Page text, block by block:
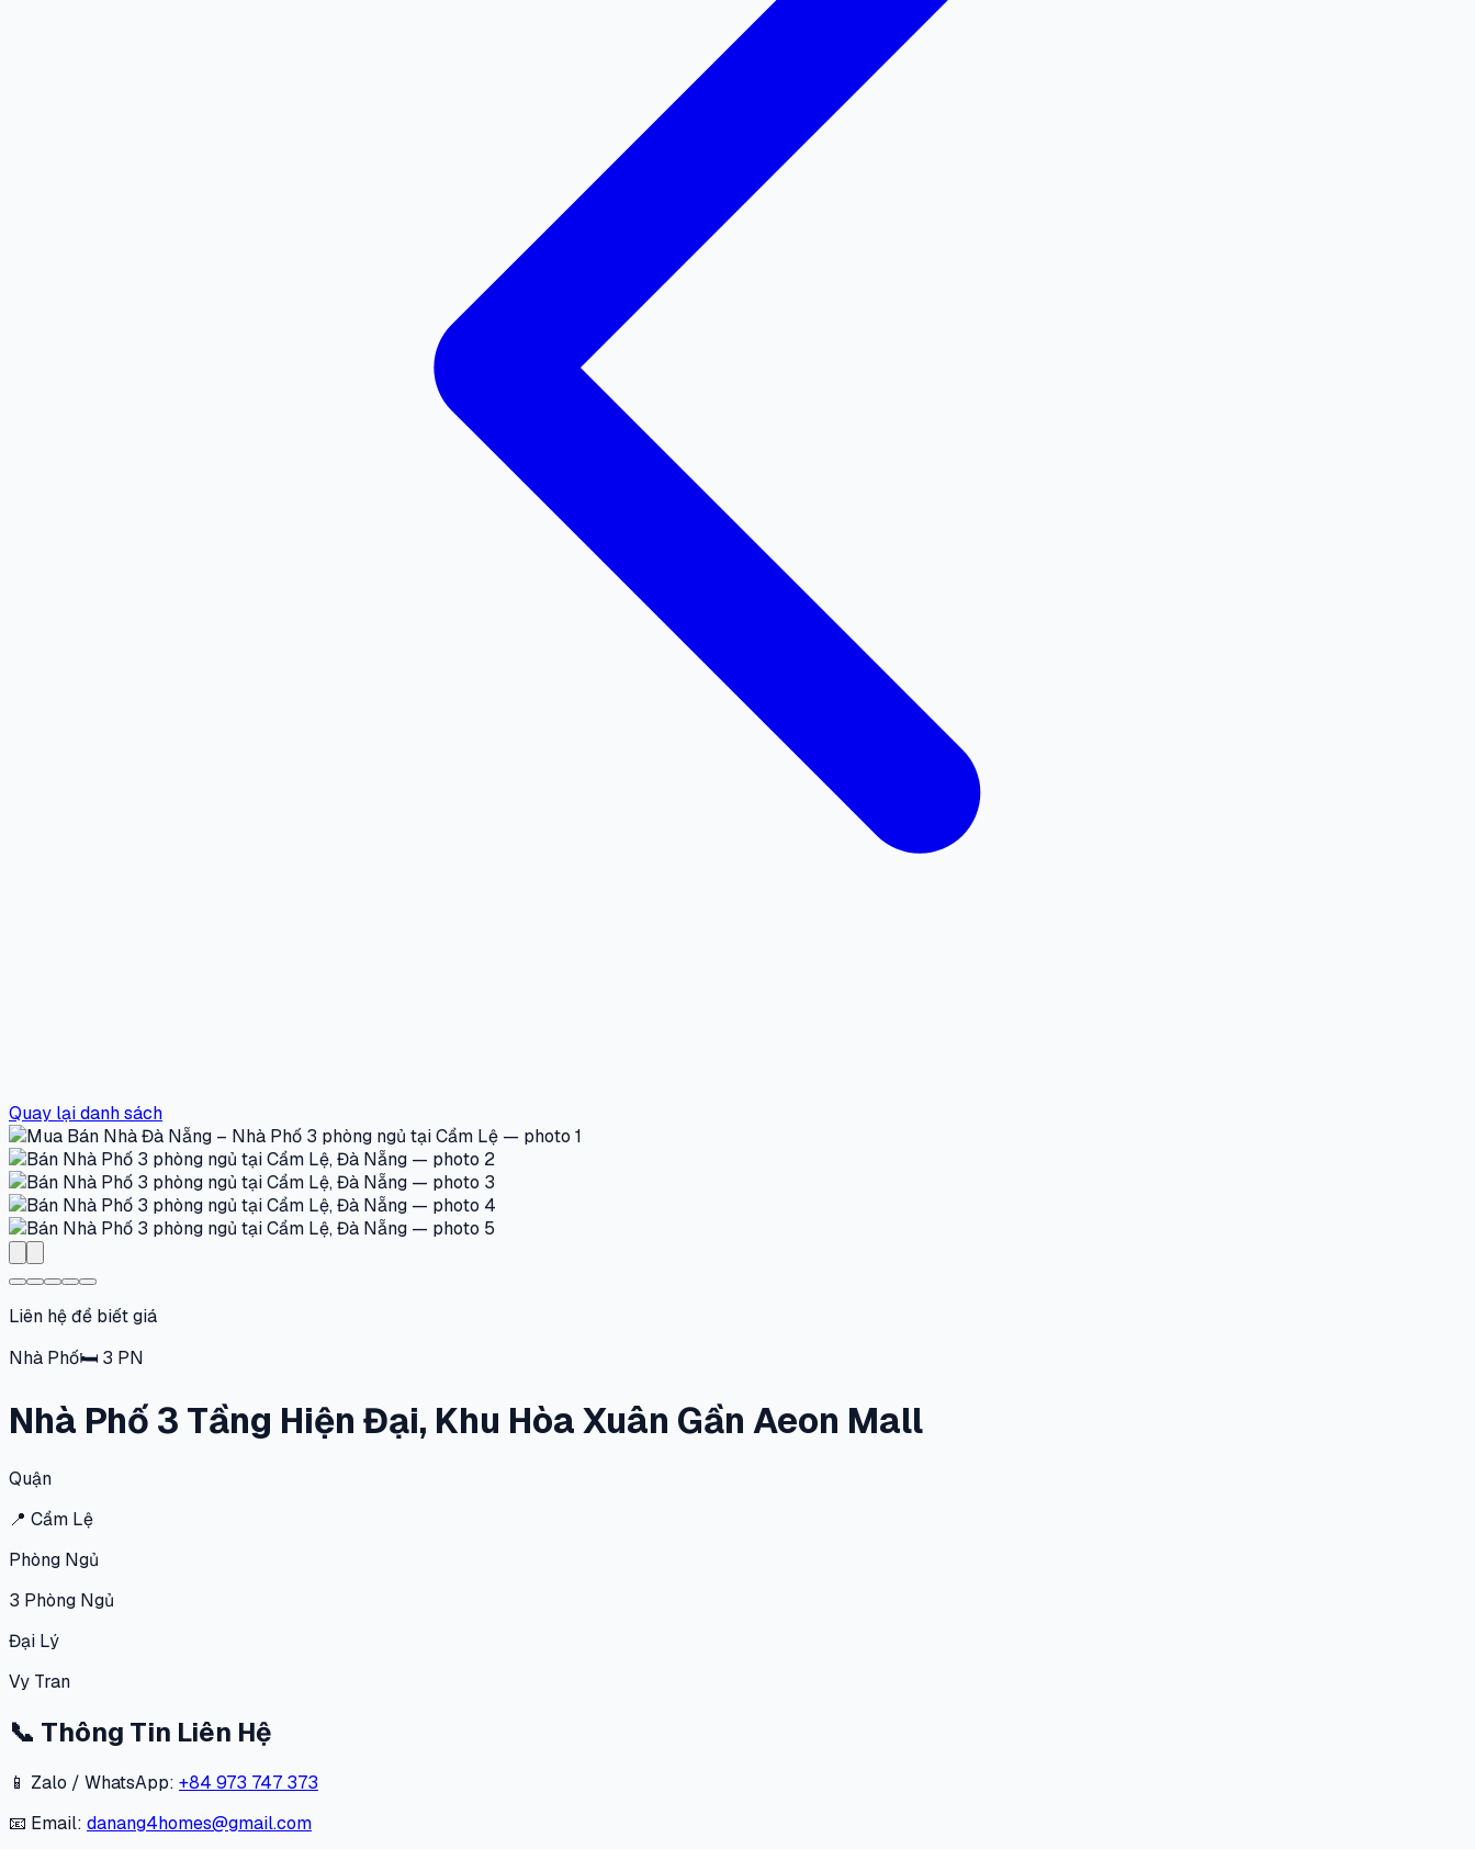
Quay lại danh sách
Liên hệ để biết giá
Nhà Phố🛏 3 PN
Nhà Phố 3 Tầng Hiện Đại, Khu Hòa Xuân Gần Aeon Mall
Quận
📍 Cẩm Lệ
Phòng Ngủ
3 Phòng Ngủ
Đại Lý
Vy Tran
📞 Thông Tin Liên Hệ
📱 Zalo / WhatsApp: +84 973 747 373
📧 Email: danang4homes@gmail.com